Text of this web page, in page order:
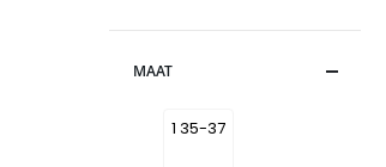
MAAT
1 35-37